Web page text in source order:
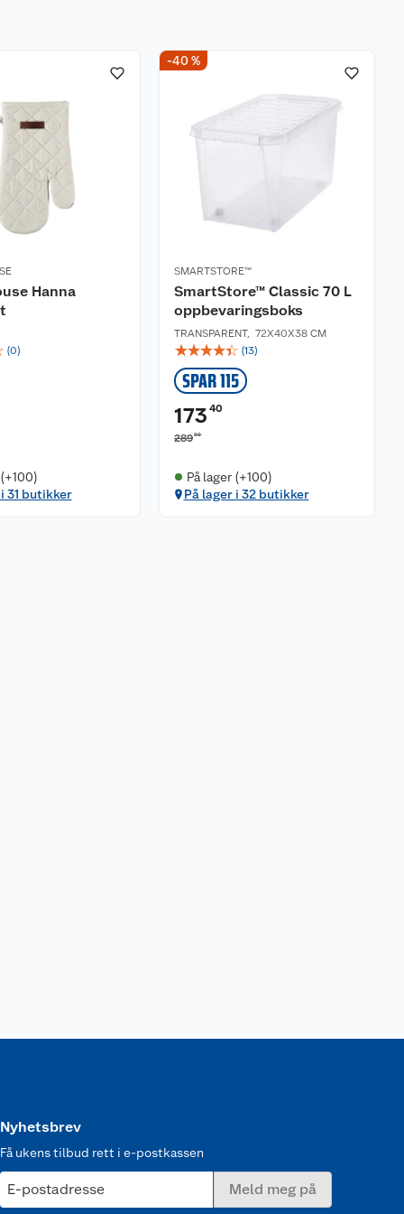
Hanna
(0)
31 butikker
-40 %
SMARTSTORE™
SmartStore™ Classic 70 L
oppbevaringsboks
TRANSPARENT, 72X40X38 CM
☆☆☆☆☆ (13)
SPAR 115
173 40
28900
På lager (+100)
På lager i 32 butikker
Nyhetsbrev
Få ukens tilbud rett i e-postkassen
E-postadresse Meld meg på